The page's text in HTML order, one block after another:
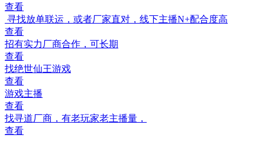
查看
寻找放单联运，或者厂家直对，线下主播N+配合度高
查看
招有实力厂商合作，可长期
查看
找绝世仙王游戏
查看
游戏主播
查看
找寻道厂商，有老玩家老主播量，
查看